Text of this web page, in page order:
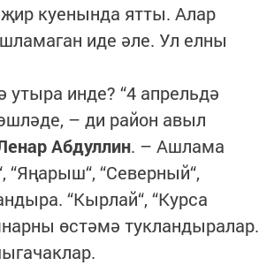
куенында ятты. Алар
иде әле. Ул елны
утыра инде? “4 апрельдә
– ди район авыл
Абдуллин. – Ашлама
“Яңарыш“, “Северный“,
“Кырлай“, “Курса
өстәмә тукландыралар.